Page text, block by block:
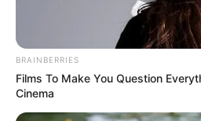
(foto:
Para atlet sumo memiliki bobot tubuh
pertandingan sumo mempunyai
beladiri jenis lain. Teknik-teknik
BRAINBERRIES
Films To Make You Question
Cinema